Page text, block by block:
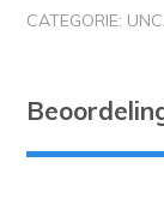
CATEGORIE: